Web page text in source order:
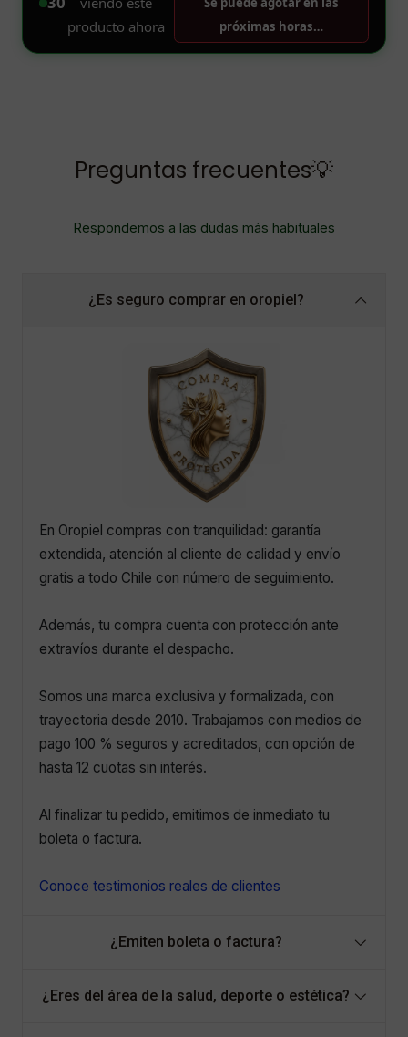
Preguntas frecuentes💡
Respondemos a las dudas más habituales
¿Es seguro comprar en oropiel?
En Oropiel compras con tranquilidad: garantía
extendida, atención al cliente de calidad y envío
gratis a todo Chile con número de seguimiento.
Además, tu compra cuenta con protección ante
extravíos durante el despacho.
Somos una marca exclusiva y formalizada, con
trayectoria desde 2010. Trabajamos con medios de
pago 100 % seguros y acreditados, con opción de
hasta 12 cuotas sin interés.
Al finalizar tu pedido, emitimos de inmediato tu
boleta o factura.
Conoce testimonios reales de clientes
¿Emiten boleta o factura?
¿Eres del área de la salud, deporte o estética?